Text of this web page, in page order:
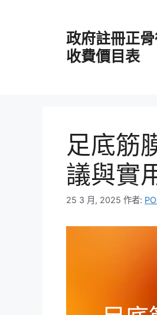
政府註冊正
收費價目表
足底筋
議與實
25 3 月, 2025 作者: